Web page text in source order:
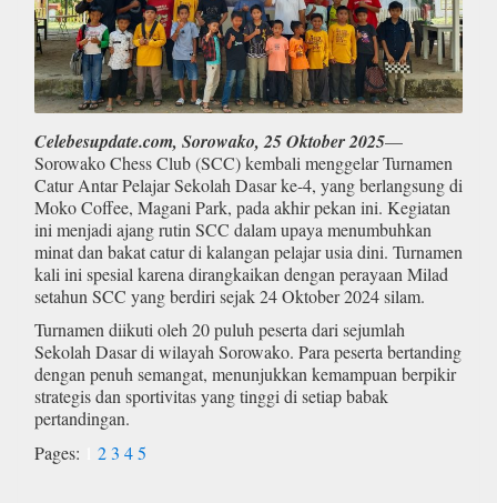
Celebesupdate.com, Sorowako, 25 Oktober 2025—
Sorowako Chess Club (SCC) kembali menggelar Turnamen
Catur Antar Pelajar Sekolah Dasar ke-4, yang berlangsung di
Moko Coffee, Magani Park, pada akhir pekan ini. Kegiatan
ini menjadi ajang rutin SCC dalam upaya menumbuhkan
minat dan bakat catur di kalangan pelajar usia dini. Turnamen
kali ini spesial karena dirangkaikan dengan perayaan Milad
setahun SCC yang berdiri sejak 24 Oktober 2024 silam.
Turnamen diikuti oleh 20 puluh peserta dari sejumlah
Sekolah Dasar di wilayah Sorowako. Para peserta bertanding
dengan penuh semangat, menunjukkan kemampuan berpikir
strategis dan sportivitas yang tinggi di setiap babak
pertandingan.
Pages:
23 45